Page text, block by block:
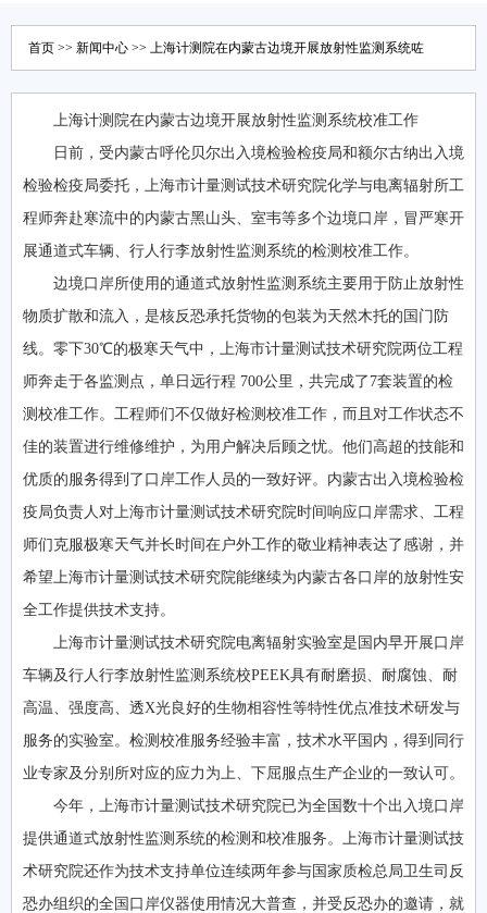
首页 >> 新闻中心 >> 上海计测院在内蒙古边境开展放射性监测系统咗
上海计测院在内蒙古边境开展放射性监测系统校准工作
日前，受内蒙古呼伦贝尔出入境检验检疫局和额尔古纳出入境
检验检疫局委托，上海市计量测试技术研究院化学与电离辐射所工
程师奔赴寒流中的内蒙古黑山头、室韦等多个边境口岸，冒严寒开
展通道式车辆、行人行李放射性监测系统的检测校准工作。
边境口岸所使用的通道式放射性监测系统主要用于防止放射性
物质扩散和流入，是核反恐承托货物的包装为天然木托的国门防
线。零下30℃的极寒天气中，上海市计量测试技术研究院两位工程
师奔走于各监测点，单日远行程 700公里，共完成了7套装置的检
测校准工作。工程师们不仅做好检测校准工作，而且对工作状态不
佳的装置进行维修维护，为用户解决后顾之忧。他们高超的技能和
优质的服务得到了口岸工作人员的一致好评。内蒙古出入境检验检
疫局负责人对上海市计量测试技术研究院时间响应口岸需求、工程
师们克服极寒天气并长时间在户外工作的敬业精神表达了感谢，并
希望上海市计量测试技术研究院能继续为内蒙古各口岸的放射性安
全工作提供技术支持。
上海市计量测试技术研究院电离辐射实验室是国内早开展口岸
车辆及行人行李放射性监测系统校PEEK具有耐磨损、耐腐蚀、耐
高温、强度高、透X光良好的生物相容性等特性优点准技术研发与
服务的实验室。检测校准服务经验丰富，技术水平国内，得到同行
业专家及分别所对应的应力为上、下屈服点生产企业的一致认可。
今年，上海市计量测试技术研究院已为全国数十个出入境口岸
提供通道式放射性监测系统的检测和校准服务。上海市计量测试技
术研究院还作为技术支持单位连续两年参与国家质检总局卫生司反
恐办组织的全国口岸仪器使用情况大普查，并受反恐办的邀请，就